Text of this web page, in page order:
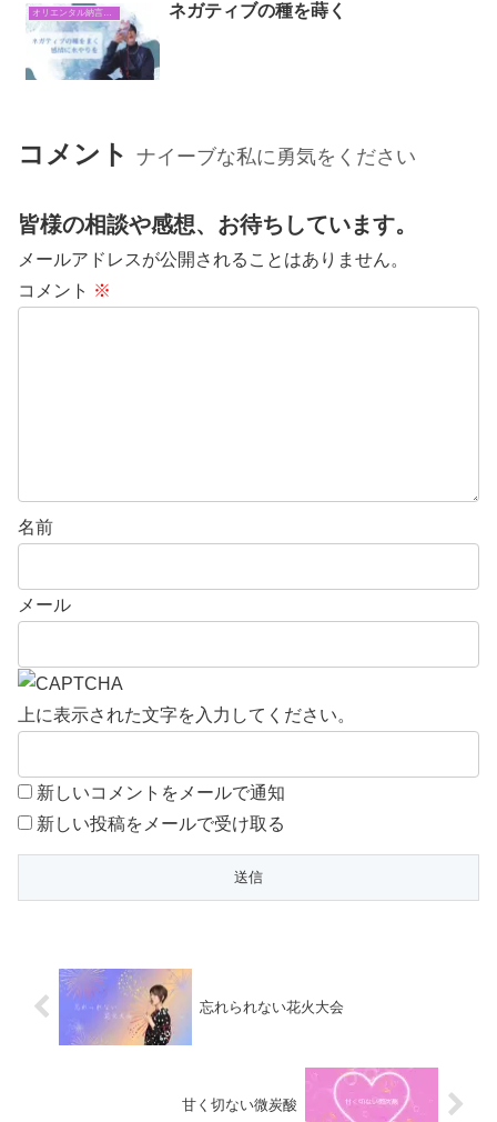
オリエンタル納言日常日記 ネガティブの種を蒔く
コメント ナイーブな私に勇気をください
皆様の相談や感想、お待ちしています。
メールアドレスが公開されることはありません。
コメント ※
名前
メール
上に表示された文字を入力してください。
新しいコメントをメールで通知
新しい投稿をメールで受け取る
忘れられない花火大会
甘く切ない微炭酸